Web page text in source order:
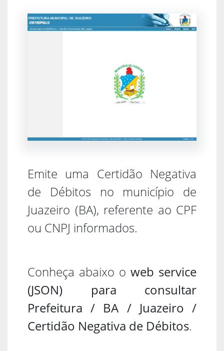
Emite uma Certidão Negativa
de Débitos no município de
Juazeiro (BA), referente ao CPF
ou CNPJ informados.
Conheça abaixo o web service
(JSON) para consultar
Prefeitura / BA / Juazeiro /
Certidão Negativa de Débitos.